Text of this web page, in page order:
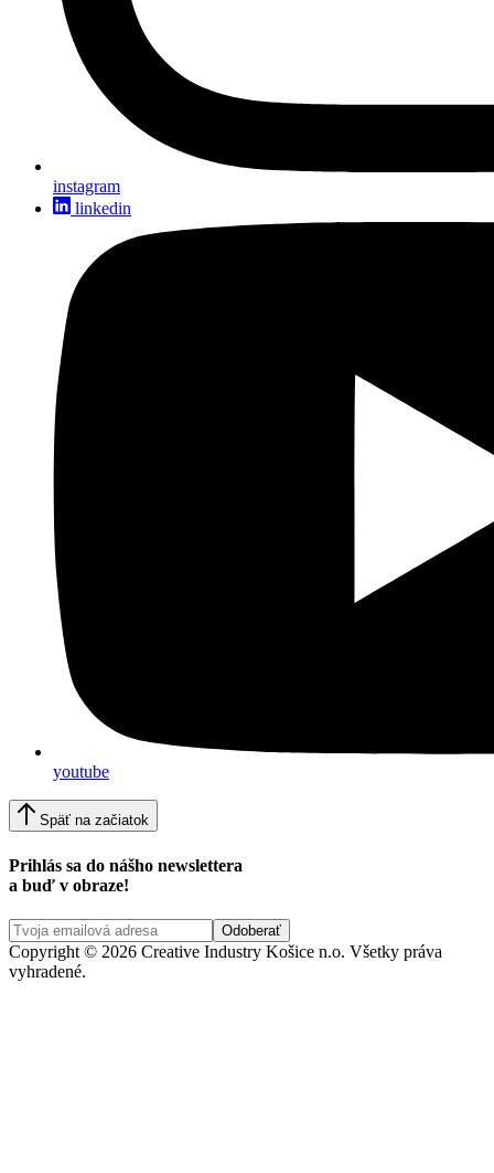
instagram
linkedin
youtube
Späť na začiatok
Prihlás sa do nášho newslettera
a buď v obraze!
Copyright © 2026 Creative Industry Košice n.o. Všetky práva
vyhradené.